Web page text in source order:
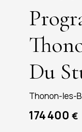
ACHETER
Du
Thonon-les-
174 400 €